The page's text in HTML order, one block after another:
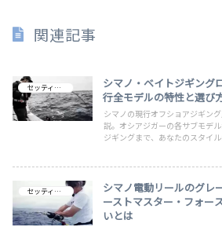
関連記事
セッティング
シマノ・ベイトジギング
行全モデルの特性と選び
シマノの現行オフショアジギン
説。オシアジガーの各サブモデ
ジギングまで、あなたのスタイ
セッティング
シマノ電動リールのグレ
ーストマスター・フォー
いとは